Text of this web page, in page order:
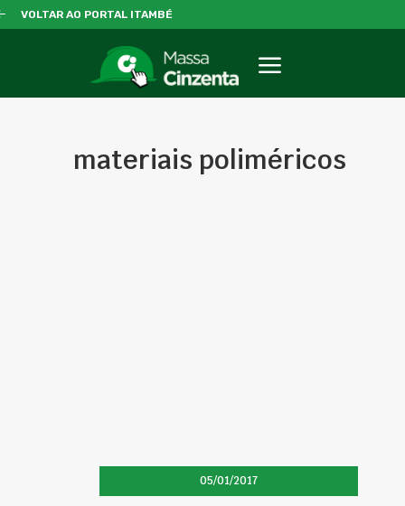
VOLTAR AO PORTAL ITAMBÉ
materiais poliméricos
05/01/2017